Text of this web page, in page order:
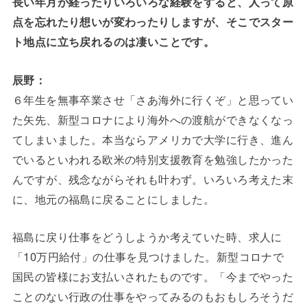
点を忘れたり想いが変わったりしますが、そこでスター
ト地点に立ち戻れるのは凄いことです。
辰野：
６年生を無事卒業させ「さあ海外に行くぞ」と思ってい
た矢先、新型コロナにより海外への渡航ができなくなっ
てしまいました。本当ならアメリカで大学に行き、進ん
でいるといわれる欧米の特別支援教育を勉強したかった
んですが、残念ながらそれも叶わず。いろいろ考えた末
に、地元の福島に戻ることにしました。
福島に戻り仕事をどうしようか考えていた時、求人に
「10万円給付」の仕事を見つけました。新型コロナで
国民の皆様にお支払いされたものです。「今までやった
ことのない行政の仕事をやってみるのもおもしろそうだ